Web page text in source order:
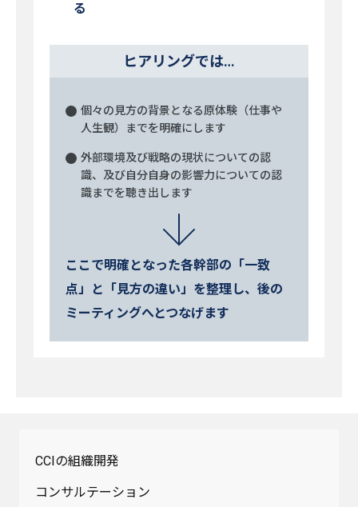
る
ヒアリングでは…
個々の見方の背景となる原体験（仕事や
人生観）までを明確にします
外部環境及び戦略の現状についての認
識、及び自分自身の影響力についての認
識までを聴き出します
ここで明確となった各幹部の「一致
点」と「見方の違い」を整理し、後の
ミーティングへとつなげます
CCIの組織開発
コンサルテーション